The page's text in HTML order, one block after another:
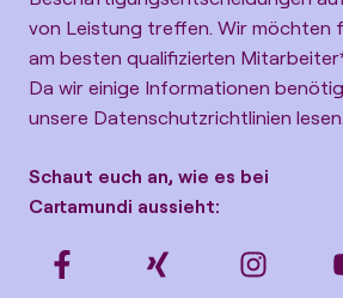
von Leistung treffen. Wir möchten
am besten qualifizierten
Da wir einige Informationen
unsere Datenschutzrichtlinien lesen.
Schaut euch an, wie es bei
Cartamundi aussieht: